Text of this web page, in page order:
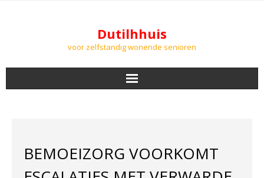
Dutilhhuis
voor zelfstandig wonende senioren
DOWNLOADS
BEMOEIZORG VOORKOMT